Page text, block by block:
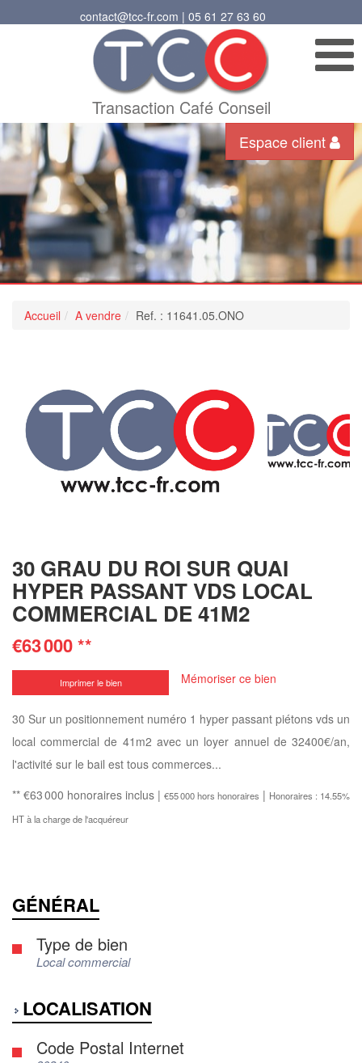
contact@tcc-fr.com | 05 61 27 63 60
Transaction Café Conseil
Espace client
Accueil A vendre Ref. : 11641.05.ONO
30 GRAU DU ROI SUR QUAI
HYPER PASSANT VDS LOCAL
COMMERCIAL DE 41M2
€63 000**
Imprimer le bien Mémoriser ce bien
30 Sur un positionnement numéro 1 hyper passant piétons vds un
local commercial de 41m2 avec un loyer annuel de 32400€/an,
l'activité sur le bail est tous commerces...
** €63 000 honoraires inclus | €55 000hors honoraires | Honoraires : 14.55%
HT à la charge de l'acquéreur
GÉNÉRAL
Type de bien
Local commercial
LOCALISATION
Code Postal Internet